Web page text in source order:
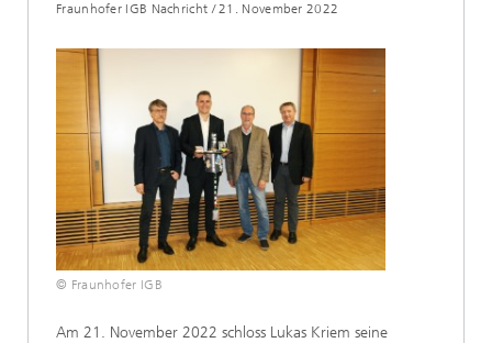
Fraunhofer IGB Nachricht /21. November 2022
© Fraunhofer IGB
Am 21. November 2022 schloss Lukas Kriem seine